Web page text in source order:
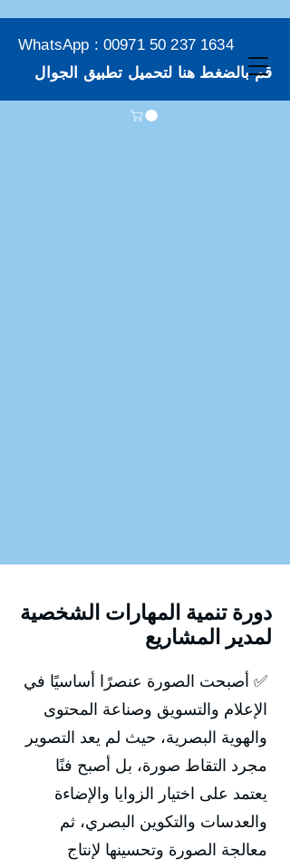
WhatsApp : 00971 50 237 1634
قم بالضغط هنا لتحميل تطبيق الجوال
دورة تنمية المهارات الشخصية
لمدير المشاريع
✅ أصبحت الصورة عنصرًا أساسيًا في
الإعلام والتسويق وصناعة المحتوى
والهوية البصرية، حيث لم يعد التصوير
مجرد التقاط صورة، بل أصبح فنًا
يعتمد على اختيار الزوايا والإضاءة
والعدسات والتكوين البصري، ثم
معالجة الصورة وتحسينها لإنتاج